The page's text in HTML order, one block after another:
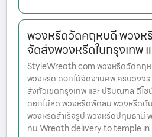
พวงหรีดวัดคฤหบดี พวงห
จัดส่งพวงหรีดในกรุงเทพ
StyleWreath.com พวงหรีดวัดคฤห
พวงหรีด ดอกไม้จัดงานศพ ครบวงจ
ส่งทั่วเขตกรุงเทพ และ ปริมณฑล ดีไ
ดอกไม้สด พวงหรีดพัดลม พวงหรีดต้
พวงหรีดสำเร็จรูป พวงหรีดปทุมธานี
ทม Wreath delivery to temple